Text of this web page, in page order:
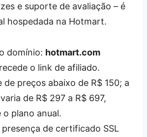
e suporte de avaliação – é
hospedada na Hotmart.
domínio: hotmart.com
o link de afiliado.
de preços abaixo de R$ 150; a
de R$ 297 a R$ 697,
plano anual.
presença de certificado SSL